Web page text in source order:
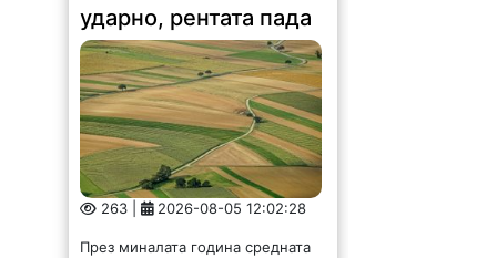
ударно, рентата пада
263 | 2026-08-05 12:02:28
През миналата година средната